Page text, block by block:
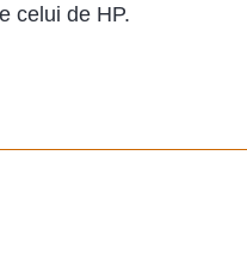
celui de HP.